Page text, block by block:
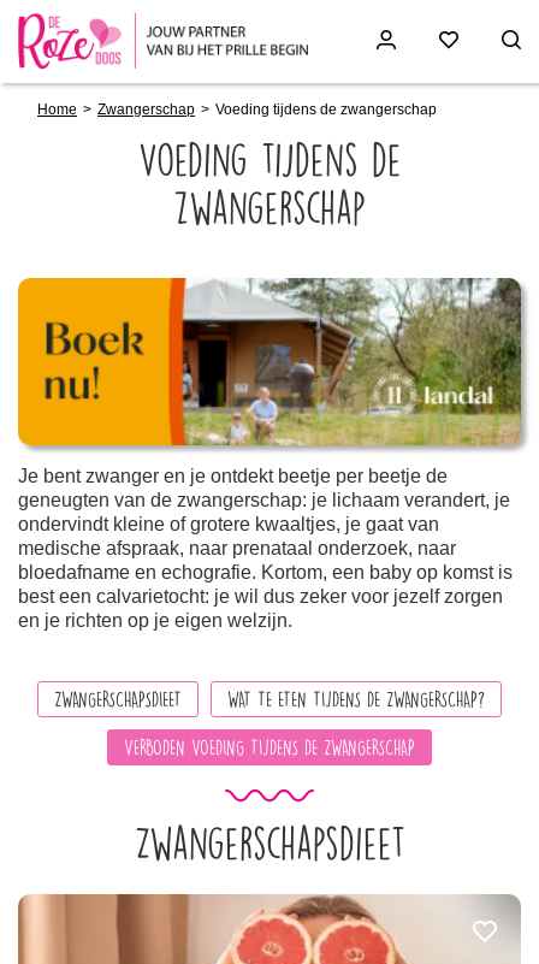
Home Zwangerschap Voeding tijdens de zwangerschap
Voeding tijdens de
zwangerschap
Paragraphs
Je bent zwanger en je ontdekt beetje per beetje de
geneugten van de zwangerschap: je lichaam verandert, je
ondervindt kleine of grotere kwaaltjes, je gaat van
medische afspraak, naar prenataal onderzoek, naar
bloedafname en echografie. Kortom, een baby op komst is
best een calvarietocht: je wil dus zeker voor jezelf zorgen
en je richten op je eigen welzijn.
ZWANGERSCHAPSDIEET WAT TE ETEN TIJDENS DE ZWANGERSCHAP?
VERBODEN VOEDING TIJDENS DE ZWANGERSCHAP
Zwangerschapsdieet